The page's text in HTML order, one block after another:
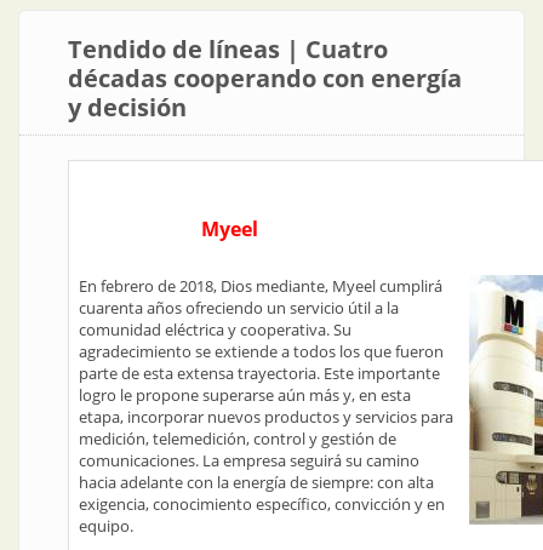
Tendido de líneas | Cuatro
décadas cooperando con energía
y decisión
Myeel
En febrero de 2018, Dios mediante, Myeel cumplirá
cuarenta años ofreciendo un servicio útil a la
comunidad eléctrica y cooperativa. Su
agradecimiento se extiende a todos los que fueron
parte de esta extensa trayectoria. Este importante
logro le propone superarse aún más y, en esta
etapa, incorporar nuevos productos y servicios para
medición, telemedición, control y gestión de
comunicaciones. La empresa seguirá su camino
hacia adelante con la energía de siempre: con alta
exigencia, conocimiento específico, convicción y en
equipo.